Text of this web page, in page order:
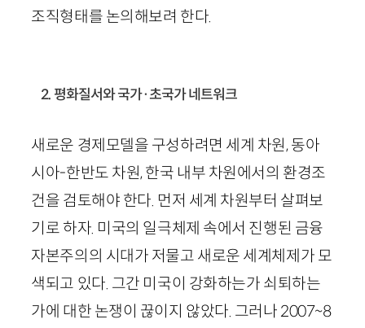
조직형태를 논의해보려 한다.
2. 평화질서와 국가·초국가 네트워크
새로운 경제모델을 구성하려면 세계 차원, 동아
시아-한반도 차원, 한국 내부 차원에서의 환경조
건을 검토해야 한다. 먼저 세계 차원부터 살펴보
기로 하자. 미국의 일극체제 속에서 진행된 금융
자본주의의 시대가 저물고 새로운 세계체제가 모
색되고 있다. 그간 미국이 강화하는가 쇠퇴하는
가에 대한 논쟁이 끊이지 않았다. 그러나 2007~8